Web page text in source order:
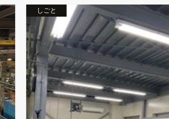
しごと